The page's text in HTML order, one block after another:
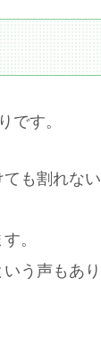
です。
も割れない
。
う声もあり